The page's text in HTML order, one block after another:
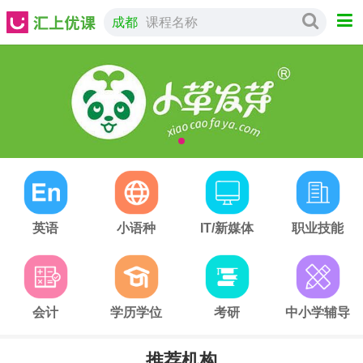
成都 课程名称
英语 小语种 IT/新媒体 职业技能
会计 学历学位 考研 中小学辅导